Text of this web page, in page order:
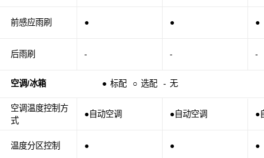
前感应雨刷
后雨刷
空调/冰箱 ● 标配 ○ 选配 - 无
空调温度控制方
式
温度分区控制
● ● ●
- - -
●自动空调 ●自动空调 ●
● ● ●